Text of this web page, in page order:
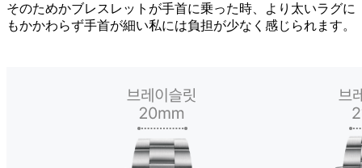
そのためかブレスレットが手首に乗った時、より太いラグに
もかかわらず手首が細い私には負担が少なく感じられます。